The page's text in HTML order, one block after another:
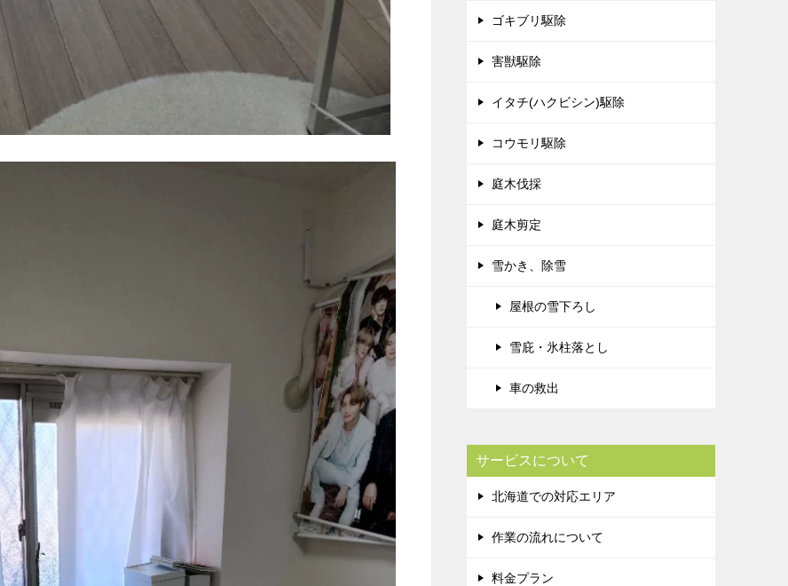
ゴキブリ駆除
害獣駆除
イタチ(ハクビシン)駆除
コウモリ駆除
庭木伐採
庭木剪定
雪かき、除雪
屋根の雪下ろし
雪庇・氷柱落とし
車の救出
サービスについて
北海道での対応エリア
作業の流れについて
料金プラン